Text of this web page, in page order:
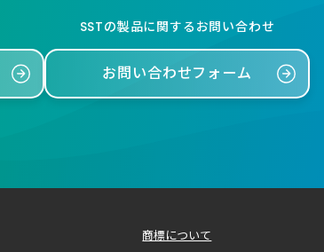
SSTの製品に関するお問い合わせ
お問い合わせフォーム
商標について